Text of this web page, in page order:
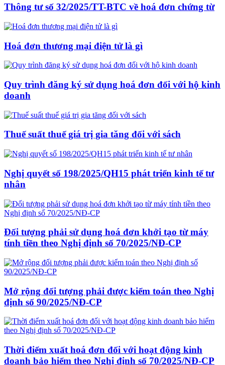
Thông tư số 32/2025/TT-BTC về hoá đơn chứng từ
Hoá đơn thương mại điện tử là gì
Quy trình đăng ký sử dụng hoá đơn đối với hộ kinh
doanh
Thuế suất thuế giá trị gia tăng đối với sách
Nghị quyết số 198/2025/QH15 phát triển kinh tế tư
nhân
Đối tượng phải sử dụng hoá đơn khởi tạo từ máy
tính tiền theo Nghị định số 70/2025/NĐ-CP
Mở rộng đối tượng phải được kiểm toán theo Nghị
định số 90/2025/NĐ-CP
Thời điểm xuất hoá đơn đối với hoạt động kinh
doanh bảo hiểm theo Nghị định số 70/2025/NĐ-CP